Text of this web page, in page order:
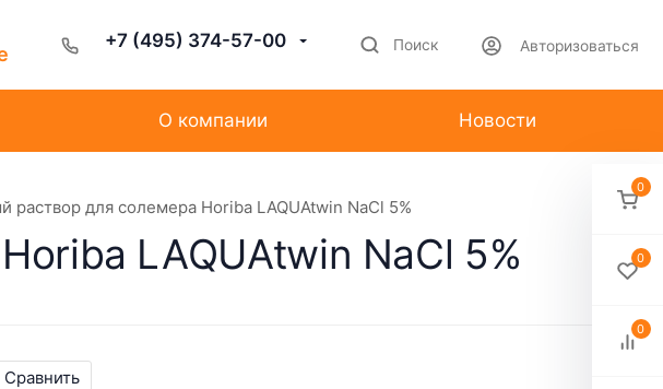
+7 (495) 374-57-00 Поиск Авторизоваться
О компании Новости
раствор для солемера Horiba LAQUAtwin NaCl 5%
LAQUAtwin NaCl 5%
Сравнить
0
0
0